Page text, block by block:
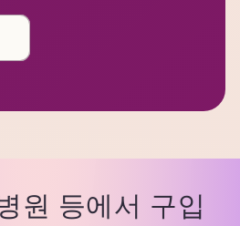
원 등에서 구입